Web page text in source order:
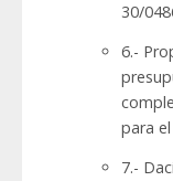
30/
6.-
para
7.-